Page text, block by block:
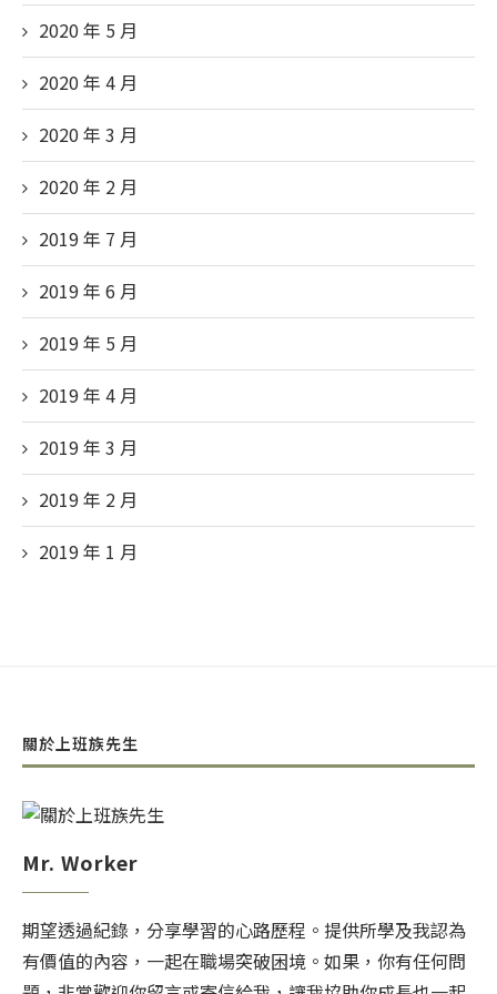
2020 年 5 月
2020 年 4 月
2020 年 3 月
2020 年 2 月
2019 年 7 月
2019 年 6 月
2019 年 5 月
2019 年 4 月
2019 年 3 月
2019 年 2 月
2019 年 1 月
關於上班族先生
Mr. Worker
期望透過紀錄，分享學習的心路歷程。提供所學及我認為
有價值的內容，一起在職場突破困境。如果，你有任何問